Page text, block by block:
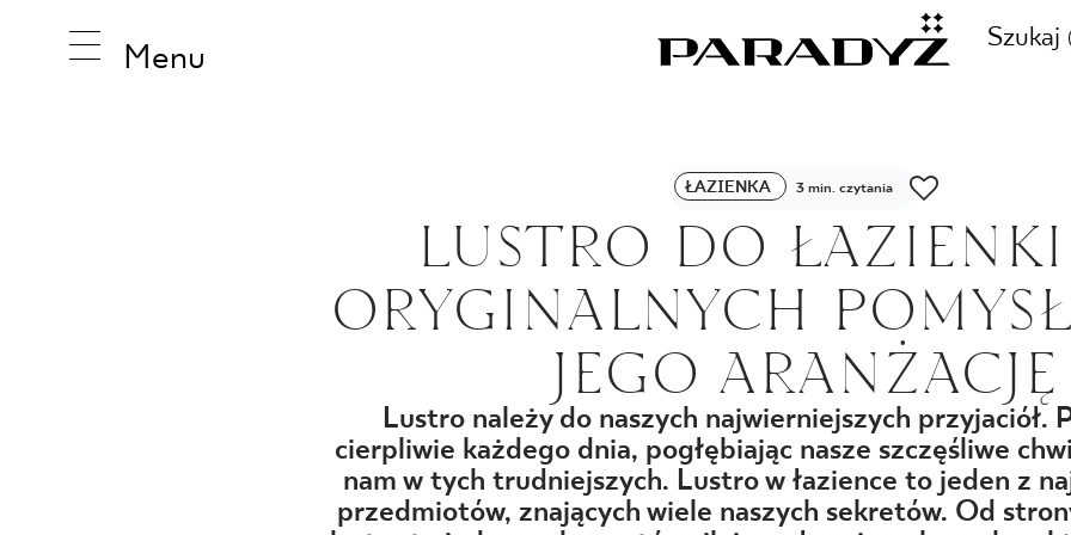
Menu
Szukaj
INSPIRACJE
PRODUKTY
KOLEKCJE
ZADZWOŃ DO NAS
+48
SKLEP INTERNETOWY
44
ŁAZIENKA 3 min. czytania
LUSTRO DO
ORYGINALNYCH
JEGO ARANŻACJĘ
Lustro należy do naszych najwierniejszych przyjaciół.
cierpliwie każdego dnia, pogłębiając nasze szczęśliwe
nam w tych trudniejszych. Lustro w łazience to jeden z
przedmiotów, znających wiele naszych sekretów. Od